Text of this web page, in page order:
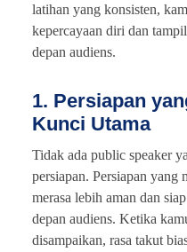
latihan yang konsisten,
kepercayaan diri dan
depan audiens.
1. Persiapan
Kunci Utama
Tidak ada public speaker
persiapan. Persiapan yang
merasa lebih aman dan
depan audiens. Ketika
disampaikan, rasa takut